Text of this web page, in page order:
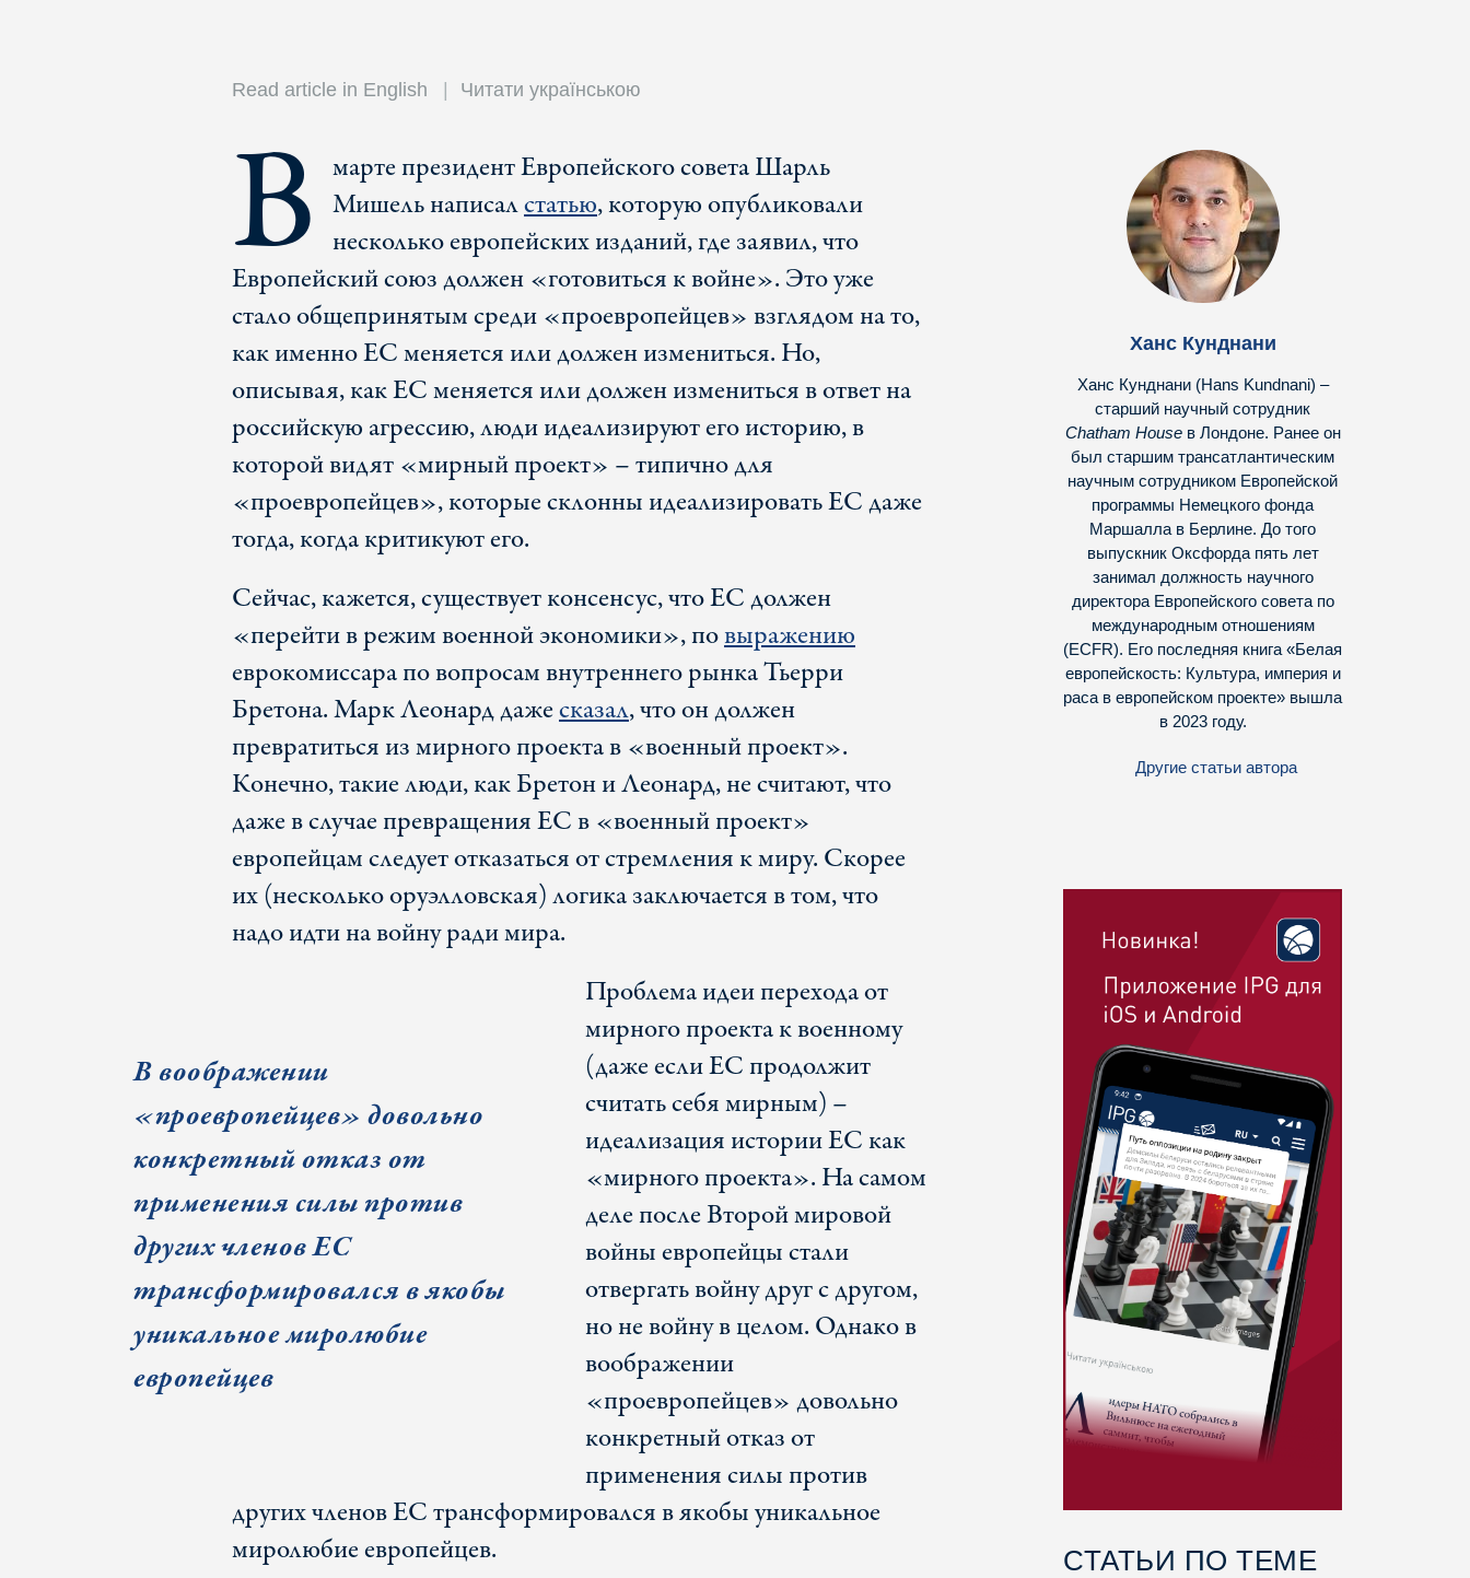
Read article in English Читати українською
В марте президент Европейского совета Шарль
Мишель написалстатью, которую опубликовали
несколько европейских изданий, где заявил, что
Европейский союз должен «готовиться к войне». Это уже
стало общепринятым среди «проевропейцев» взглядом на то,
как именно ЕС меняется или должен измениться. Но,
описывая, как ЕС меняется или должен измениться в ответ на
российскую агрессию, люди идеализируют его историю, в
которой видят «мирный проект» – типично для
«проевропейцев», которые склонны идеализировать ЕС даже
тогда, когда критикуют его.
Сейчас, кажется, существует консенсус, что ЕС должен
«перейти в режим военной экономики», повыражению
еврокомиссара по вопросам внутреннего рынка Тьерри
Бретона. Марк Леонард дажесказал, что он должен
превратиться из мирного проекта в «военный проект».
Конечно, такие люди, как Бретон и Леонард, не считают, что
даже в случае превращения ЕС в «военный проект»
европейцам следует отказаться от стремления к миру. Скорее
их (несколько оруэлловская) логика заключается в том, что
надо идти на войну ради мира.
В воображении
«проевропейцев» довольно
конкретный отказ от
применения силы против
других членов ЕС
трансформировался в якобы
уникальное миролюбие
европейцев
Проблема идеи перехода от
мирного проекта к военному
(даже если ЕС продолжит
считать себя мирным) –
идеализация истории ЕС как
«мирного проекта». На самом
деле после Второй мировой
войны европейцы стали
отвергать войну друг с другом,
но не войну в целом. Однако в
воображении
«проевропейцев» довольно
конкретный отказ от
применения силы против
других членов ЕС трансформировался в якобы уникальное
миролюбие европейцев.
Ханс Кунднани
Ханс Кунднани (Hans Kundnani) –
старший научный сотрудник
Chatham Houseв Лондоне. Ранее он
был старшим трансатлантическим
научным сотрудником Европейской
программы Немецкого фонда
Маршалла в Берлине. До того
выпускник Оксфорда пять лет
занимал должность научного
директора Европейского совета по
международным отношениям
(ECFR). Его последняя книга «Белая
европейскость: Культура, империя и
раса в европейском проекте» вышла
в 2023 году.
Другие статьи автора
СТАТЬИ ПО ТЕМЕ